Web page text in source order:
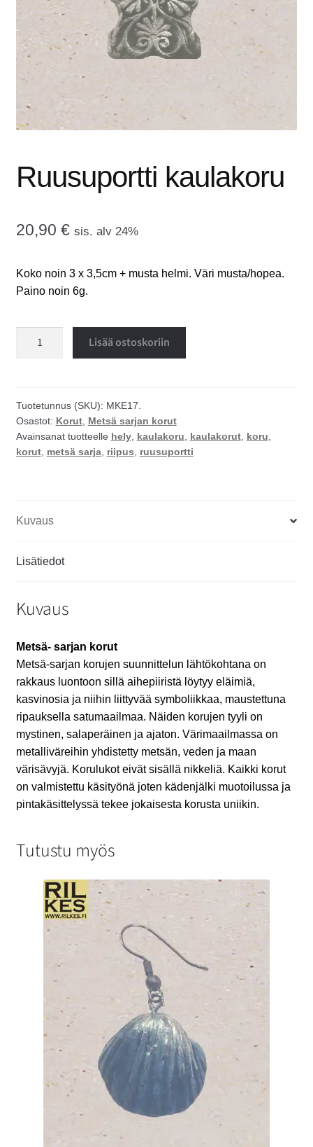
tason
valikko
OTA YHTEYTTÄ
GALLERIA
OSTOSKORI
valikko
Ruusuportti kaulakoru
20,90 € sis. alv 24%
Koko noin 3 x 3,5cm + musta helmi. Väri musta/hopea.
Paino noin 6g.
Lisää ostoskoriin
Tuotetunnus (SKU): MKE17.
Osastot: Korut, Metsä sarjan korut
Avainsanat tuotteelle hely, kaulakoru, kaulakorut, koru,
korut, metsä sarja, riipus, ruusuportti
Kuvaus
Lisätiedot
Kuvaus
Metsä- sarjan korut
Metsä-sarjan korujen suunnittelun lähtökohtana on
rakkaus luontoon sillä aihepiiristä löytyy eläimiä,
kasvinosia ja niihin liittyvää symboliikkaa, maustettuna
ripauksella satumaailmaa. Näiden korujen tyyli on
mystinen, salaperäinen ja ajaton. Värimaailmassa on
metalliväreihin yhdistetty metsän, veden ja maan
värisävyjä. Korulukot eivät sisällä nikkeliä. Kaikki korut
on valmistettu käsityönä joten kädenjälki muotoilussa ja
pintakäsittelyssä tekee jokaisesta korusta uniikin.
Tutustu myös